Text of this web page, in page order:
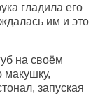
гладила его
им и это
на своём
макушку,
запуская